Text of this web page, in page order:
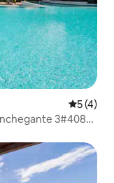
5 de
5 (4)
3#408